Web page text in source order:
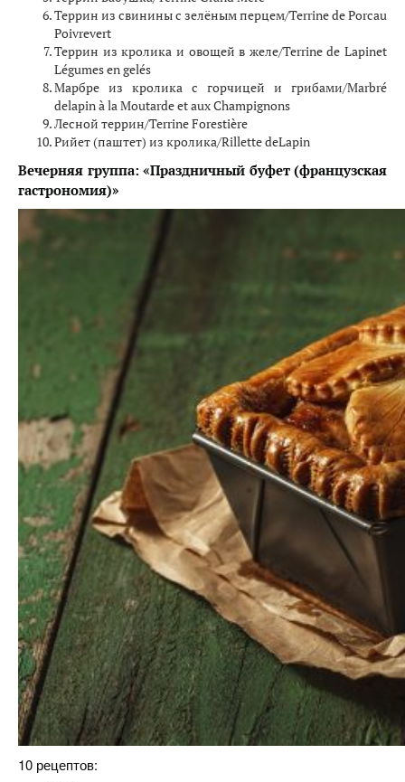
Террин из свинины с зелёным перцем/Terrine de Porcau
Poivrevert
Террин из кролика и овощей в желе/Terrine de Lapinet
Légumes en gelés
Марбре из кролика с горчицей и грибами/Marbré
delapin à la Moutarde et aux Champignons
Лесной террин/Terrine Forestière
Рийет (паштет) из кролика/Rillette deLapin
Вечерняя группа: «Праздничный буфет (французская
гастрономия)»
10 рецептов: